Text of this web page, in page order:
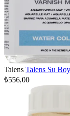
Talens Talens Su
₺556,00